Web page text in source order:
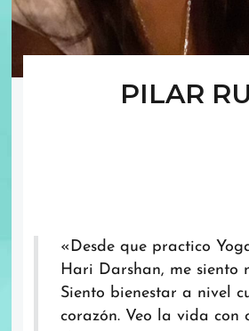
PILAR
«Desde que practico
Hari Darshan, me siento
Siento bienestar a nivel
corazón. Veo la vida con